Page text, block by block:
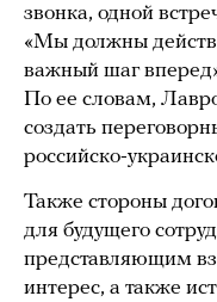
звонка, одной
«Мы должны
важный шаг
По ее словам,
создать
российско-
Также стороны
для будущего
представляющим
интерес, а также